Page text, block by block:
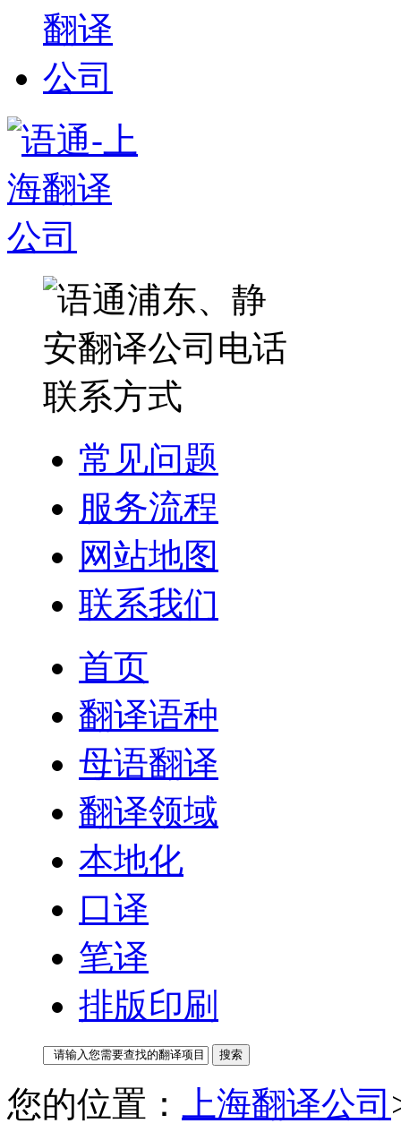
常见问题
服务流程
网站地图
联系我们
首页
翻译语种
母语翻译
翻译领域
本地化
口译
笔译
排版印刷
您的位置： 上海翻译公司